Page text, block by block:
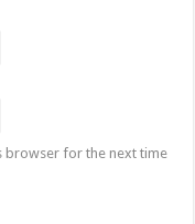
browser for the next time